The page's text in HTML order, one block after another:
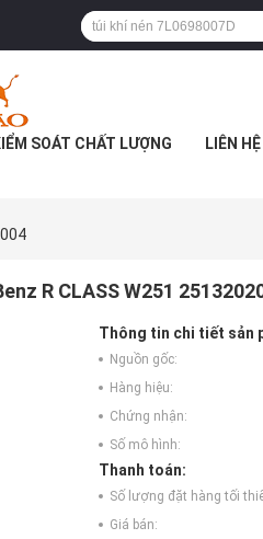
SOÁT CHẤT LƯỢNG LIÊN
R CLASS W251
Thông tin chi tiết sản
Nguồn gốc:
Hàng hiệu:
Chứng nhận:
Số mô hình:
Thanh toán:
Số lượng đặt hàng tối
Giá bán: